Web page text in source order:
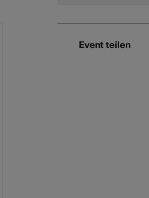
Event teilen